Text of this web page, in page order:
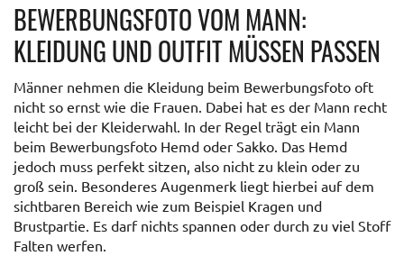
BEWERBUNGSFOTO VOM MANN:
KLEIDUNG UND OUTFIT MÜSSEN PASSEN
Männer nehmen die Kleidung beim Bewerbungsfoto oft
nicht so ernst wie die Frauen. Dabei hat es der Mann recht
leicht bei der Kleiderwahl. In der Regel trägt ein Mann
beim Bewerbungsfoto Hemd oder Sakko. Das Hemd
jedoch muss perfekt sitzen, also nicht zu klein oder zu
groß sein. Besonderes Augenmerk liegt hierbei auf dem
sichtbaren Bereich wie zum Beispiel Kragen und
Brustpartie. Es darf nichts spannen oder durch zu viel Stoff
Falten werfen.